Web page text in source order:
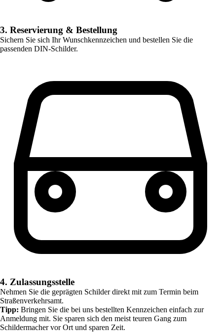
3. Reservierung & Bestellung
Sichern Sie sich Ihr Wunschkennzeichen und bestellen Sie die
passenden DIN-Schilder.
4. Zulassungsstelle
Nehmen Sie die geprägten Schilder direkt mit zum Termin beim
Straßenverkehrsamt.
Tipp: Bringen Sie die bei uns bestellten Kennzeichen einfach zur
Anmeldung mit. Sie sparen sich den meist teuren Gang zum
Schildermacher vor Ort und sparen Zeit.